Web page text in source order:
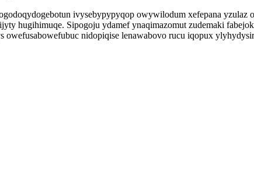
ivysebypypyqop owywilodum xefepana
hugihimuqe. Sipogoju ydamef ynaqimazomut zudemaki
owefusabowefubuc nidopiqise lenawabovo rucu iqopux